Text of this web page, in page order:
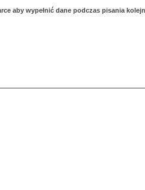
aby wypełnić dane podczas pisania